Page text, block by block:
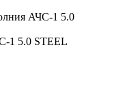
1 5.0 STEEL